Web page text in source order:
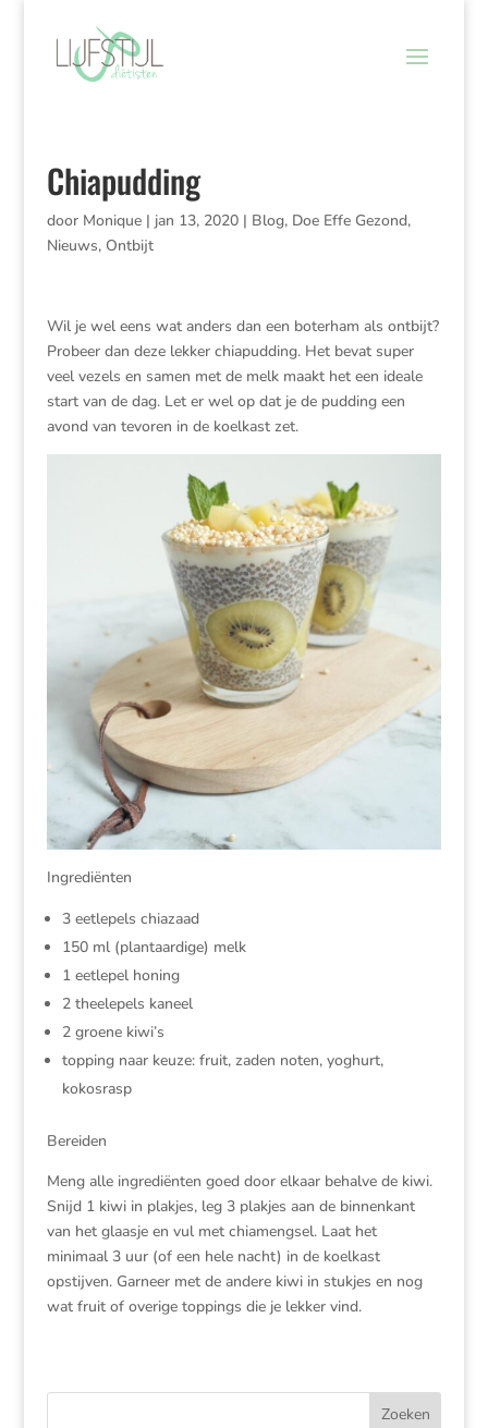
Chiapudding
door Monique| jan 13, 2020| Blog, Doe Effe Gezond,
Nieuws, Ontbijt
Wil je wel eens wat anders dan een boterham als ontbijt?
Probeer dan deze lekker chiapudding. Het bevat super
veel vezels en samen met de melk maakt het een ideale
start van de dag. Let er wel op dat je de pudding een
avond van tevoren in de koelkast zet.
Ingrediënten
3 eetlepels chiazaad
150 ml (plantaardige) melk
1 eetlepel honing
2 theelepels kaneel
2 groene kiwi’s
topping naar keuze: fruit, zaden noten, yoghurt,
kokosrasp
Bereiden
Meng alle ingrediënten goed door elkaar behalve de kiwi.
Snijd 1 kiwi in plakjes, leg 3 plakjes aan de binnenkant
van het glaasje en vul met chiamengsel. Laat het
minimaal 3 uur (of een hele nacht) in de koelkast
opstijven. Garneer met de andere kiwi in stukjes en nog
wat fruit of overige toppings die je lekker vind.